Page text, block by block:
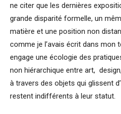
ne citer que les dernières
grande disparité formelle, un
matière et une position non
comme je l’avais écrit dans mon
engage une écologie des
non hiérarchique entre art,
à travers des objets qui glissent
restent indifférents à leur statut.